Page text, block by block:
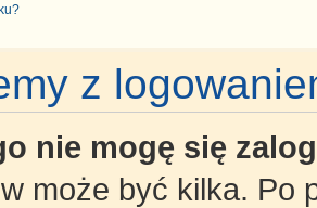
z
nie mogę się
może być kilka. Po